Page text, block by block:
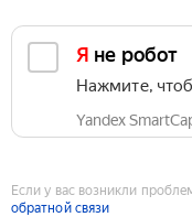
Я не робот
Нажмите,
Yandex
Если у вас возникли
обратной связи